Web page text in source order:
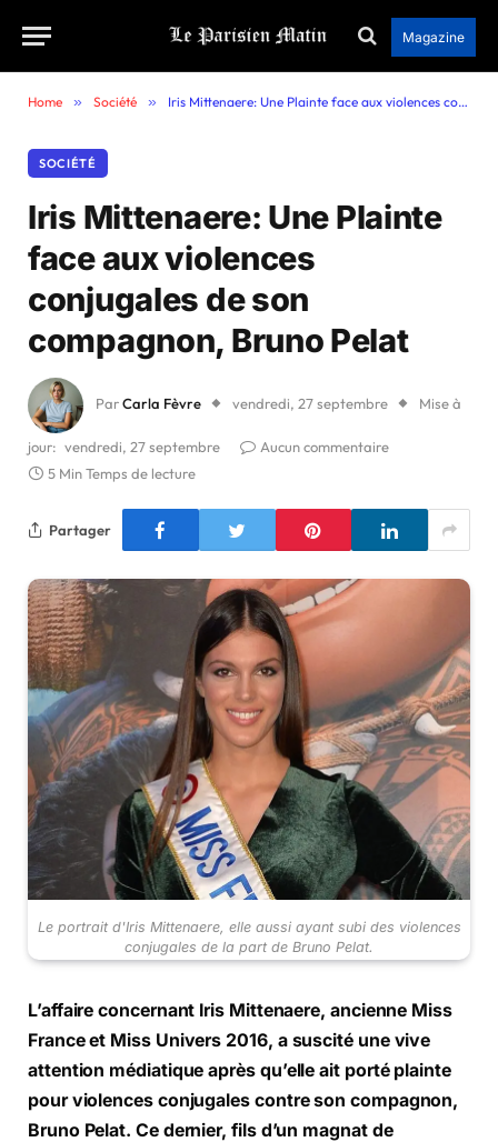
Magazine
Home » Société » Iris Mittenaere: Une Plainte face aux violences conjugales de son compagnon, Bruno Pelat
SOCIÉTÉ
Iris Mittenaere: Une Plainte
face aux violences
conjugales de son
compagnon, Bruno Pelat
ParCarla Fèvre vendredi, 27 septembre Mise à
jour: vendredi, 27 septembre
Aucun commentaire
5 Min Temps de lecture
Partager
Le portrait d'Iris Mittenaere, elle aussi ayant subi des violences
conjugales de la part de Bruno Pelat.
L’affaire concernant Iris Mittenaere, ancienne Miss
France et Miss Univers 2016, a suscité une vive
attention médiatique après qu’elle ait porté plainte
pour violences conjugales contre son compagnon,
Bruno Pelat. Ce dernier, fils d’un magnat de